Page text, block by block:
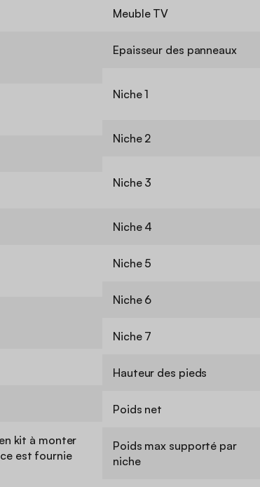
kit à monter
est fournie
Meuble TV
Epaisseur des panneaux
Niche 1
Niche 2
Niche 3
Niche 4
Niche 5
Niche 6
Niche 7
Hauteur des pieds
Poids net
Poids max supporté par
niche